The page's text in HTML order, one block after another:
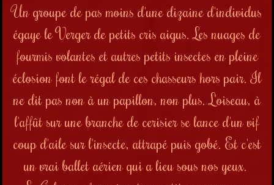
Un groupe de pas moins d'une dizaine d'individus
égaye le Verger de petits cris aigus. Les nuages de
fourmis volantes et autres petits insectes en pleine
éclosion font le régal de ces chasseurs hors pair. Il
ne dit pas non à un papillon, non plus. L'oiseau, à
l'affût sur une branche de cerisier se lanced'un vif
coup d'aile sur l'insecte, attrapé puis gobé. Et c'est
un vrai ballet aérien qui a lieu sous nos yeux.